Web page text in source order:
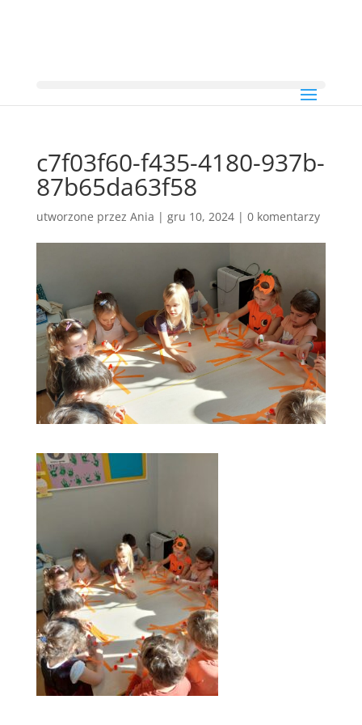
c7f03f60-f435-4180-937b-
87b65da63f58
utworzone przez Ania | gru 10, 2024| 0 komentarzy